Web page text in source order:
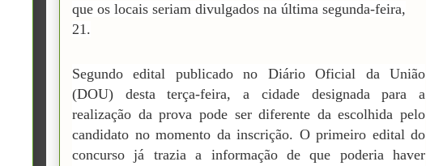
que os locais seriam divulgados na última segunda-feira,
21.
Segundo edital publicado no Diário Oficial da União
(DOU) desta terça-feira, a cidade designada para a
realização da prova pode ser diferente da escolhida pelo
candidato no momento da inscrição. O primeiro edital do
concurso já trazia a informação de que poderia haver